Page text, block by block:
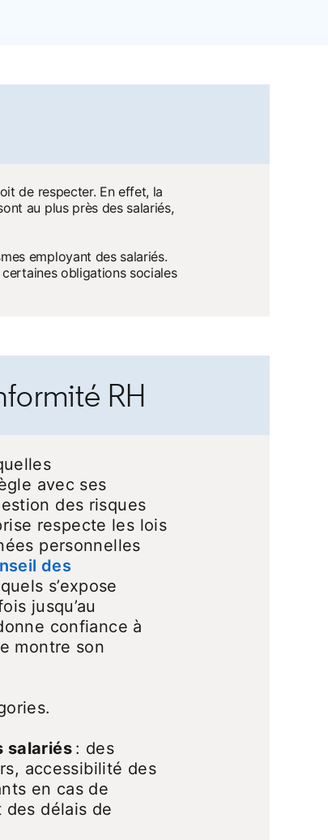
de respecter. En effet, la
au plus près des salariés,
employant des salariés.
certaines obligations sociales
RH
avec ses
des risques
respecte les lois
personnelles
des
s’expose
jusqu’au
confiance à
montre son
salariés: des
accessibilité des
en cas de
délais de